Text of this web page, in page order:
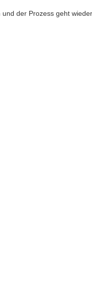
der Prozess geht